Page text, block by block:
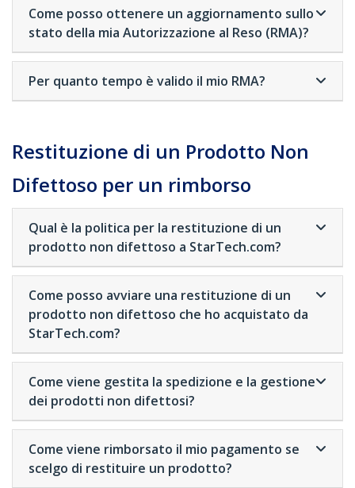
Come posso ottenere un aggiornamento sullo
stato della mia Autorizzazione al Reso (RMA)?
Per quanto tempo è valido il mio RMA?
Restituzione di un Prodotto Non
Difettoso per un rimborso
Qual è la politica per la restituzione di un
prodotto non difettoso a StarTech.com?
Come posso avviare una restituzione di un
prodotto non difettoso che ho acquistato da
StarTech.com?
Come viene gestita la spedizione e la gestione
dei prodotti non difettosi?
Come viene rimborsato il mio pagamento se
scelgo di restituire un prodotto?